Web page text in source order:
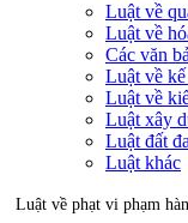
Luật về
Luật về
Các văn
Luật về kế
Luật về
Luật xây
Luật đất
Luật khác
Luật về phạt vi phạm